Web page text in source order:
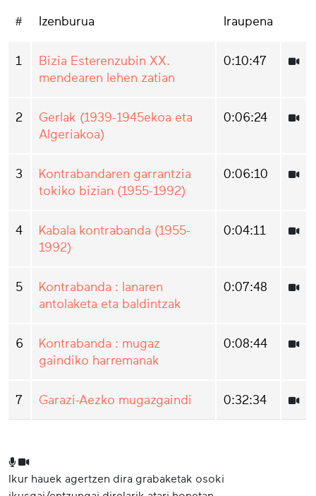
# Izenburua Iraupena
1
Bizia Esterenzubin XX.
mendearen lehen zatian
0:10:47
2
Gerlak (1939-1945ekoa eta
Algeriakoa)
0:06:24
3
Kontrabandaren garrantzia
tokiko bizian (1955-1992)
0:06:10
4
Kabala kontrabanda (1955-
1992)
0:04:11
5
Kontrabanda : lanaren
antolaketa eta baldintzak
0:07:48
6
Kontrabanda : mugaz
gaindiko harremanak
0:08:44
7 Garazi-Aezko mugazgaindi 0:32:34
Ikur hauek agertzen dira grabaketak osoki